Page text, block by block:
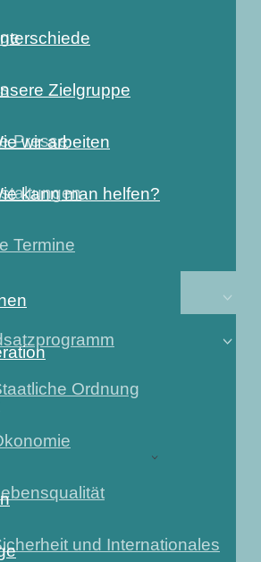
Presse
Termine
Ordnung
und Internationales
Zielgruppe
wir arbeiten
kann man helfen?